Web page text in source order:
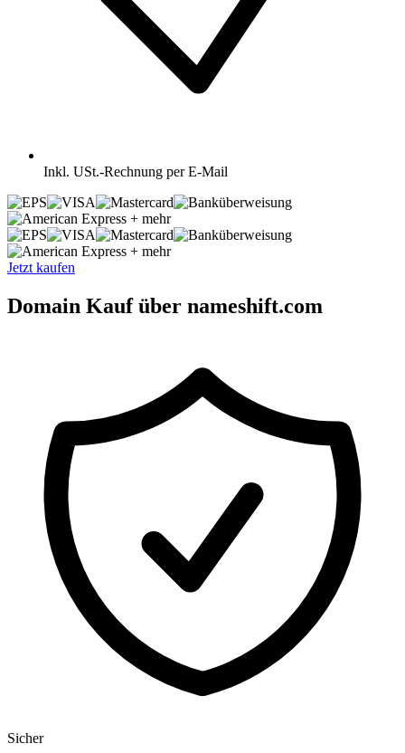
Inkl. USt.-Rechnung per E-Mail
+ mehr
+ mehr
Jetzt kaufen
Domain Kauf über nameshift.com
Sicher